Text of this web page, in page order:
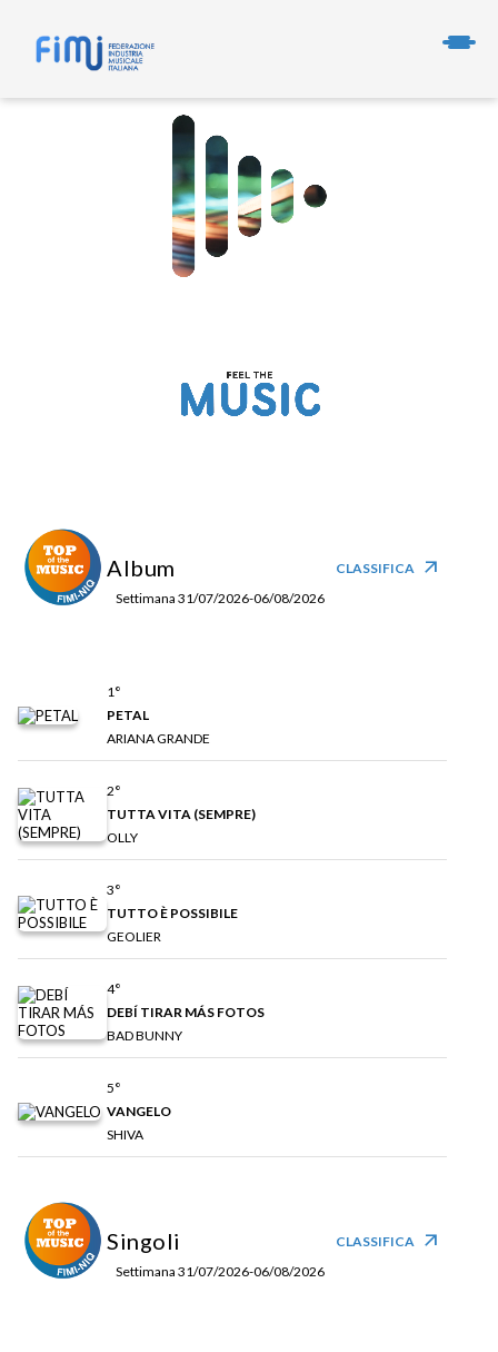
Album
Settimana 31/07/2026-06/08/2026
CLASSIFICA arrow_outward
1°
PETAL
ARIANA GRANDE
2°
TUTTA VITA (SEMPRE)
OLLY
3°
TUTTO È POSSIBILE
GEOLIER
4°
DEBÍ TIRAR MÁS FOTOS
BAD BUNNY
5°
VANGELO
SHIVA
Singoli
Settimana 31/07/2026-06/08/2026
CLASSIFICA arrow_outward